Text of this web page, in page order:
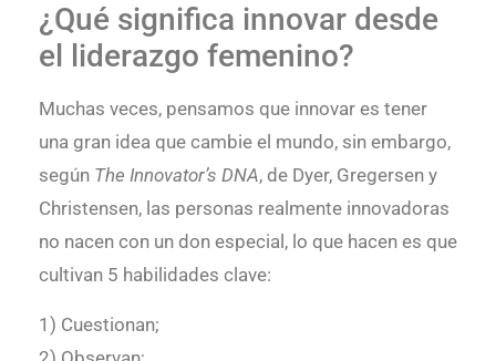
¿Qué significa innovar desde
el liderazgo femenino?
Muchas veces, pensamos que innovar es tener
una gran idea que cambie el mundo, sin embargo,
según The Innovator’s DNA, de Dyer, Gregersen y
Christensen, las personas realmente innovadoras
no nacen con un don especial, lo que hacen es que
cultivan 5 habilidades clave:
1) Cuestionan;